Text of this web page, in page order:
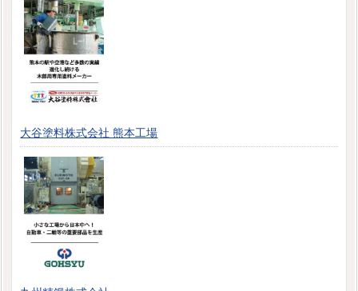
大谷塗料株式会社 熊本工場